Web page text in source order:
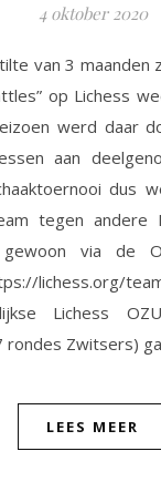
4 oktober 2020
van 3 maanden
op Lichess
werd daar
aan
dus
tegen andere
gewoon via de
lichess.org/
Lichess
rondes Zwitsers)
LEES MEER